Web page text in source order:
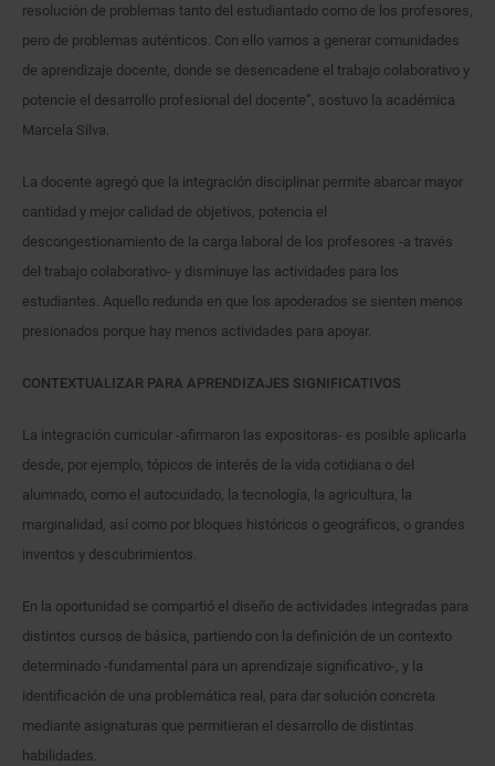
resolución de problemas tanto del estudiantado como de los profesores,
pero de problemas auténticos. Con ello vamos a generar comunidades
de aprendizaje docente, donde se desencadene el trabajo colaborativo y
potencie el desarrollo profesional del docente”, sostuvo la académica
Marcela Silva.
La docente agregó que la integración disciplinar permite abarcar mayor
cantidad y mejor calidad de objetivos, potencia el
descongestionamiento de la carga laboral de los profesores -a través
del trabajo colaborativo- y disminuye las actividades para los
estudiantes. Aquello redunda en que los apoderados se sienten menos
presionados porque hay menos actividades para apoyar.
CONTEXTUALIZAR PARA APRENDIZAJES SIGNIFICATIVOS
La integración curricular -afirmaron las expositoras- es posible aplicarla
desde, por ejemplo, tópicos de interés de la vida cotidiana o del
alumnado, como el autocuidado, la tecnología, la agricultura, la
marginalidad, así como por bloques históricos o geográficos, o grandes
inventos y descubrimientos.
En la oportunidad se compartió el diseño de actividades integradas para
distintos cursos de básica, partiendo con la definición de un contexto
determinado -fundamental para un aprendizaje significativo-, y la
identificación de una problemática real, para dar solución concreta
mediante asignaturas que permitieran el desarrollo de distintas
habilidades.